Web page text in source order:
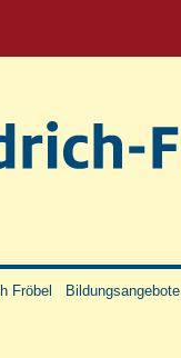
Fröbel Bildungsangebote